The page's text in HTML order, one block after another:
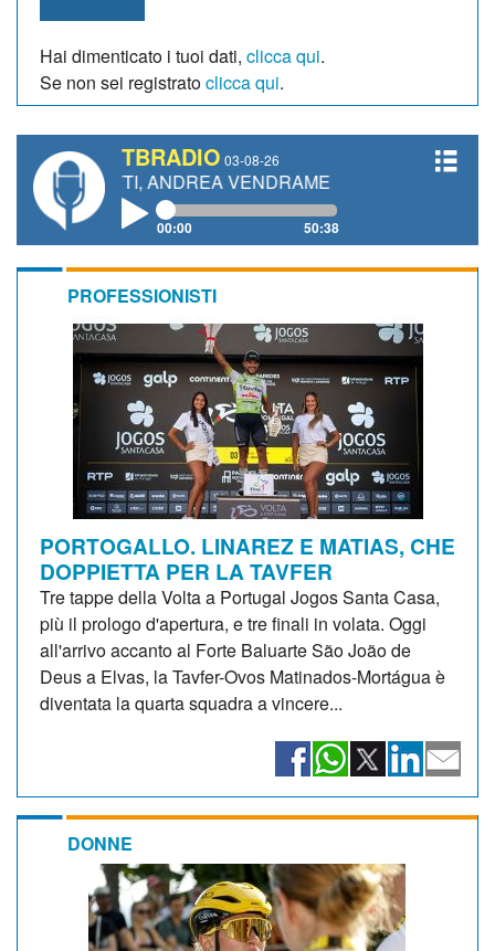
Hai dimenticato i tuoi dati, clicca qui.
Se non sei registratoclicca qui.
TBRADIO 03-08-26
ANDREA VENDRAME, FILIPPO FIORELLI
00:00 50:38
PROFESSIONISTI
PORTOGALLO. LINAREZ E MATIAS, CHE
DOPPIETTA PER LA TAVFER
Tre tappe della Volta a Portugal Jogos Santa Casa,
più il prologo d'apertura, e tre finali in volata. Oggi
all'arrivo accanto al Forte Baluarte São João de
Deus a Elvas, la Tavfer-Ovos Matinados-Mortágua è
diventata la quarta squadra a vincere...
DONNE